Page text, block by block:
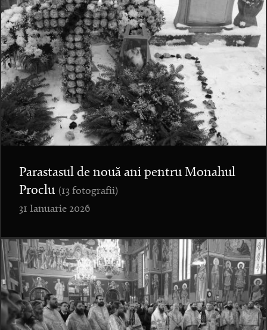
Parastasul de nouă ani pentru Monahul
Proclu (13 fotografii)
31 Ianuarie 2026